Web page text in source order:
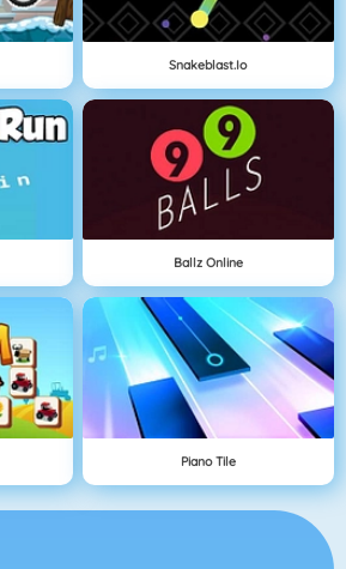
Snakeblast.io
Ballz Online
Piano Tile